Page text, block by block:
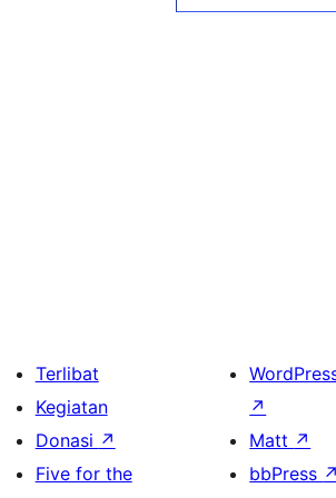
Terlibat
Kegiatan
Donasi ↗
Five for the
↗
Matt ↗
bbPress ↗